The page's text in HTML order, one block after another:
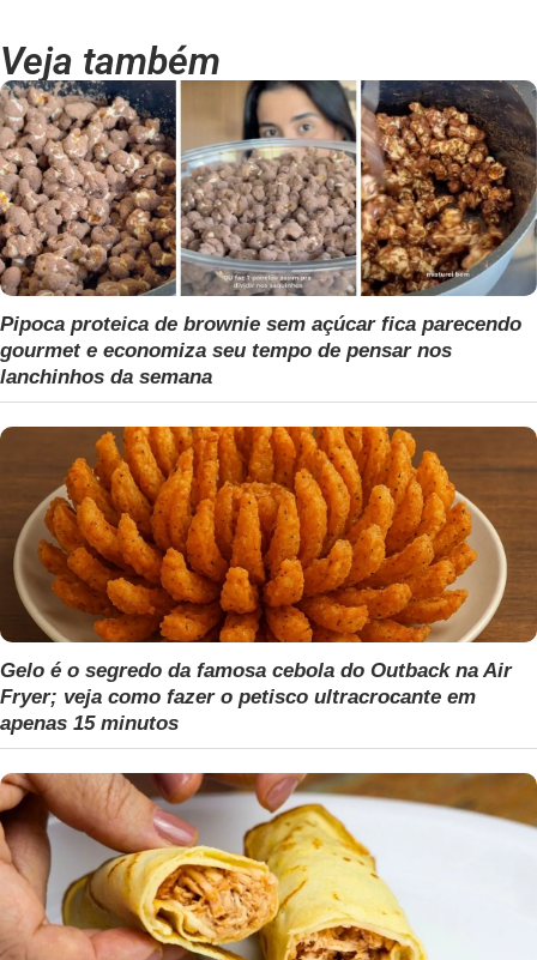
Veja também
Pipoca proteica de brownie sem açúcar fica parecendo
gourmet e economiza seu tempo de pensar nos
lanchinhos da semana
Gelo é o segredo da famosa cebola do Outback na Air
Fryer; veja como fazer o petisco ultracrocante em
apenas 15 minutos